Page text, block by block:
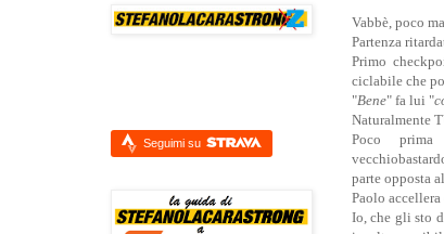
Vabbè, poco
Partenza
Primo
ciclabile che
"Bene" fa lui "
Naturalmente
Poco
parte opposta
Paolo
Io, che gli sto
Seguimi su